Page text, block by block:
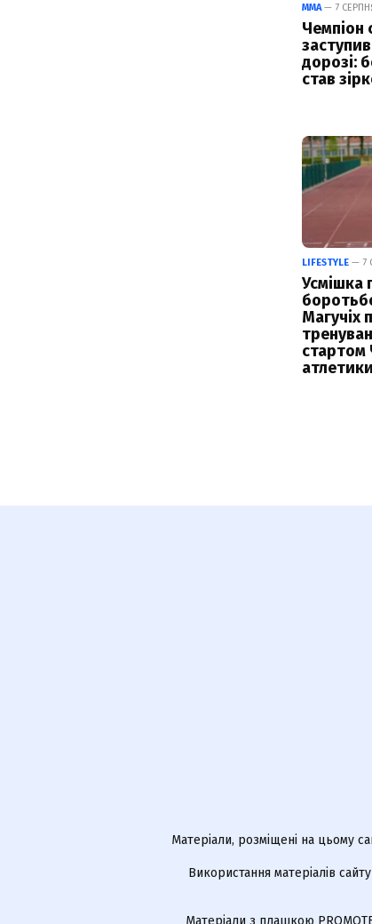
ММА— 7
Чемпіон
дорозі:
став
LIFESTYLE — 7
Усмішка
Магучіх
стартом
атлетики
Матеріали, розміщені на цьому
Використання матеріалів